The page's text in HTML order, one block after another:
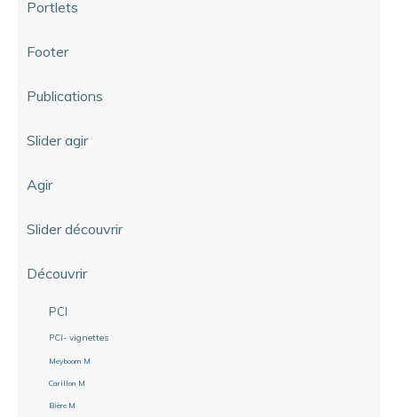
Portlets
Footer
Publications
Slider agir
Agir
Slider découvrir
Découvrir
PCI
PCI- vignettes
Meyboom M
Carillon M
Bière M